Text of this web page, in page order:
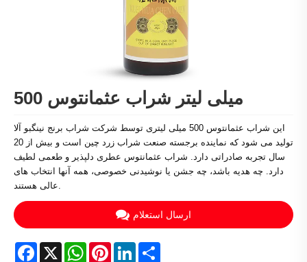
500 میلی لیتر شراب عثمانتوس
این شراب عثمانتوس 500 میلی لیتری توسط شرکت شراب برنج نینگبو آلا
تولید می شود که نماینده برجسته صنعت شراب زرد چین است و بیش از 20
سال تجربه صادراتی دارد. شراب عثمانتوس عطری دلپذیر و طعمی لطیف
دارد. چه هدیه باشد، چه جشن یا نوشیدنی خصوصی، همه آنها انتخاب های
ارسال استعلام
Facebook
X WhatsApp
PinterestLinkedIn